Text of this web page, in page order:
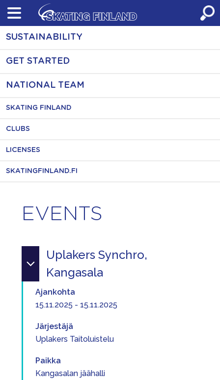
Skip
content
SUSTAINABILITY
GET STARTED
NATIONAL TEAM
SKATING FINLAND
CLUBS
LICENSES
SKATINGFINLAND.FI
EVENTS
Uplakers Synchro,
Kangasala
Ajankohta
15.11.2025 - 15.11.2025
Järjestäjä
Uplakers Taitoluistelu
Paikka
Kangasalan jäähalli